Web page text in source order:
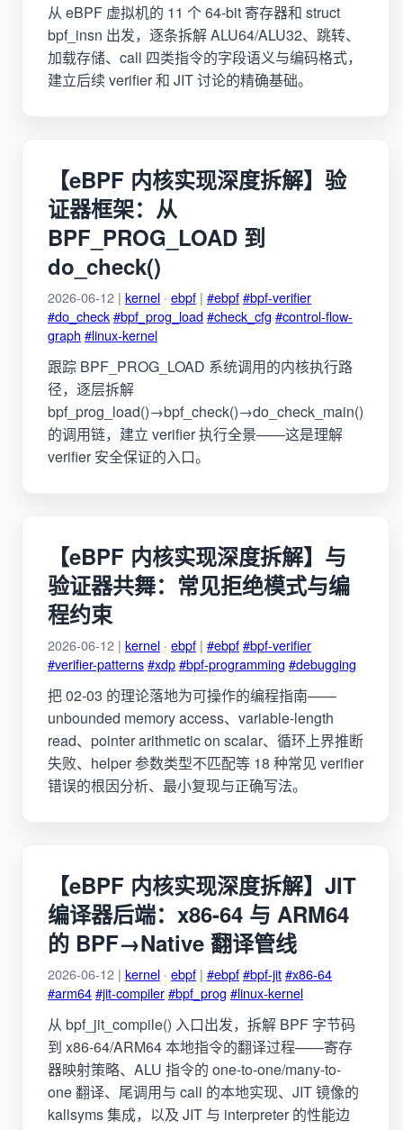
从 eBPF 虚拟机的 11 个 64-bit 寄存器和 struct
bpf_insn 出发，逐条拆解 ALU64/ALU32、跳转、
加载存储、call 四类指令的字段语义与编码格式，
建立后续 verifier 和 JIT 讨论的精确基础。
【eBPF 内核实现深度拆解】验
证器框架：从
BPF_PROG_LOAD 到
do_check()
2026-06-12 | kernel · ebpf | #ebpf#bpf-verifier
#do_check#bpf_prog_load#check_cfg #control-flow-
graph #linux-kernel
跟踪 BPF_PROG_LOAD 系统调用的内核执行路
径，逐层拆解
bpf_prog_load()→bpf_check()→do_check_main()
的调用链，建立 verifier 执行全景——这是理解
verifier 安全保证的入口。
【eBPF 内核实现深度拆解】与
验证器共舞：常见拒绝模式与编
程约束
2026-06-12 | kernel · ebpf | #ebpf#bpf-verifier
#verifier-patterns#xdp#bpf-programming #debugging
把 02-03 的理论落地为可操作的编程指南——
unbounded memory access、variable-length
read、pointer arithmetic on scalar、循环上界推断
失败、helper 参数类型不匹配等 18 种常见 verifier
错误的根因分析、最小复现与正确写法。
【eBPF 内核实现深度拆解】JIT
编译器后端：x86-64 与 ARM64
的 BPF→Native 翻译管线
2026-06-12 | kernel · ebpf | #ebpf#bpf-jit#x86-64
#arm64#jit-compiler#bpf_prog #linux-kernel
从 bpf_jit_compile() 入口出发，拆解 BPF 字节码
到 x86-64/ARM64 本地指令的翻译过程——寄存
器映射策略、ALU 指令的 one-to-one/many-to-
one 翻译、尾调用与 call 的本地实现、JIT 镜像的
kallsyms 集成，以及 JIT 与 interpreter 的性能边